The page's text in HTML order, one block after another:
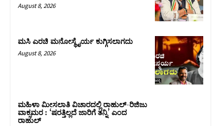
August 8, 2026
ಮಸಿ ಎರಚಿ ಮನೋಸ್ಥೈರ್ಯ ಕುಗ್ಗಿಸಲಾಗದು
August 8, 2026
ಮಹಿಳಾ ಮೀಸಲಾತಿ ವಿಚಾರದಲ್ಲಿ ರಾಹುಲ್‌-ರಿಜಿಜು
ವಾಕ್ಸಮರ : ‘ಷರತ್ತಿಲ್ಲದೆ ಜಾರಿಗೆ ತನ್ನಿ’ ಎಂದ
ರಾಹುಲ್‌